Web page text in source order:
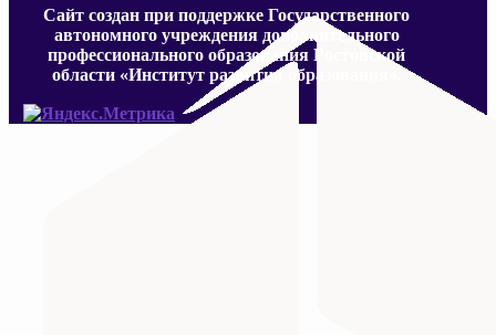
МИНИСТЕРСТВО ПРОСВЕЩЕНИЯ
Сайт создан при поддержке Государственного
автономного учреждения дополнительного
профессионального образования Ростовской
области «Институт развития образования».